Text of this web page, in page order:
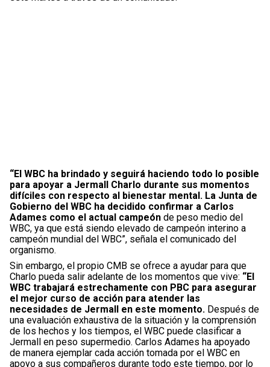
“El WBC ha brindado y seguirá haciendo todo lo posible
para apoyar a Jermall Charlo durante sus momentos
difíciles con respecto al bienestar mental. La Junta de
Gobierno del WBC ha decidido confirmar a Carlos
Adames como el actual campeón de peso medio del
WBC, ya que está siendo elevado de campeón interino a
campeón mundial del WBC”, señala el comunicado del
organismo.
Sin embargo, el propio CMB se ofrece a ayudar para que
Charlo pueda salir adelante de los momentos que vive: “El
WBC trabajará estrechamente con PBC para asegurar
el mejor curso de acción para atender las
necesidades de Jermall en este momento. Después de
una evaluación exhaustiva de la situación y la comprensión
de los hechos y los tiempos, el WBC puede clasificar a
Jermall en peso supermedio. Carlos Adames ha apoyado
de manera ejemplar cada acción tomada por el WBC en
apoyo a sus compañeros durante todo este tiempo, por lo